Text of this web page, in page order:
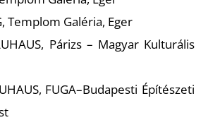
Templom Galéria, Eger
Párizs – Magyar Kulturális
FUGA–Budapesti Építészeti